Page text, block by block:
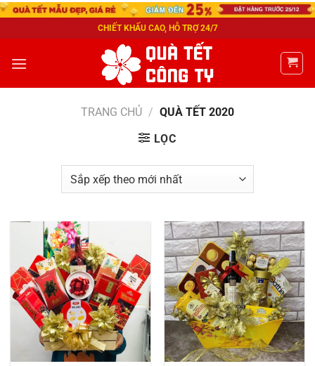
CHIẾT KHẤU CAO, HỖ TRỢ 24/7
TRANG CHỦ / QUÀ TẾT 2020
LỌC